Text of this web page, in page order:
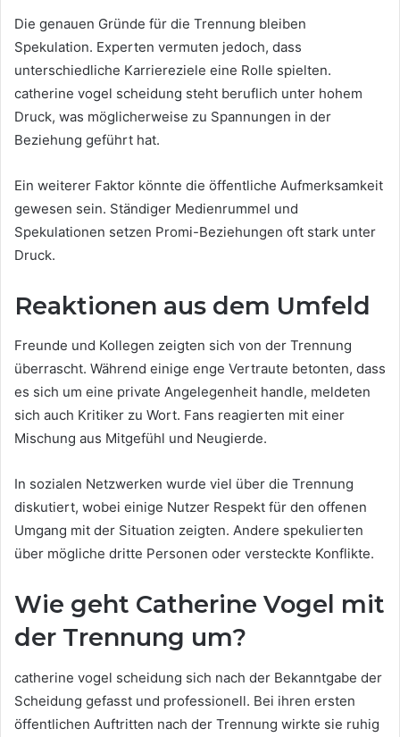
Die genauen Gründe für die Trennung bleiben
Spekulation. Experten vermuten jedoch, dass
unterschiedliche Karriereziele eine Rolle spielten.
catherine vogel scheidung steht beruflich unter hohem
Druck, was möglicherweise zu Spannungen in der
Beziehung geführt hat.
Ein weiterer Faktor könnte die öffentliche Aufmerksamkeit
gewesen sein. Ständiger Medienrummel und
Spekulationen setzen Promi-Beziehungen oft stark unter
Druck.
Reaktionen aus dem Umfeld
Freunde und Kollegen zeigten sich von der Trennung
überrascht. Während einige enge Vertraute betonten, dass
es sich um eine private Angelegenheit handle, meldeten
sich auch Kritiker zu Wort. Fans reagierten mit einer
Mischung aus Mitgefühl und Neugierde.
In sozialen Netzwerken wurde viel über die Trennung
diskutiert, wobei einige Nutzer Respekt für den offenen
Umgang mit der Situation zeigten. Andere spekulierten
über mögliche dritte Personen oder versteckte Konflikte.
Wie geht Catherine Vogel mit
der Trennung um?
catherine vogel scheidung sich nach der Bekanntgabe der
Scheidung gefasst und professionell. Bei ihren ersten
öffentlichen Auftritten nach der Trennung wirkte sie ruhig